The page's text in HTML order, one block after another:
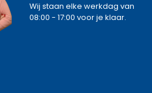
Wij staan elke werkdag van
08:00 - 17:00 voor je klaar.